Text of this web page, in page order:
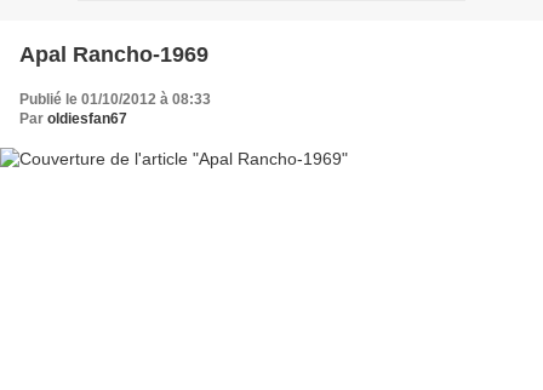
Apal Rancho-1969
Publié le 01/10/2012 à 08:33
Par oldiesfan67